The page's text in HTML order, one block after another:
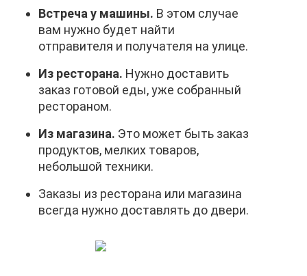
Встреча у машины. В этом случае
вам нужно будет найти
отправителя и получателя на улице.
Из ресторана. Нужно доставить
заказ готовой еды, уже собранный
рестораном.
Из магазина. Это может быть заказ
продуктов, мелких товаров,
небольшой техники.
Заказы из ресторана или магазина
всегда нужно доставлять до двери.